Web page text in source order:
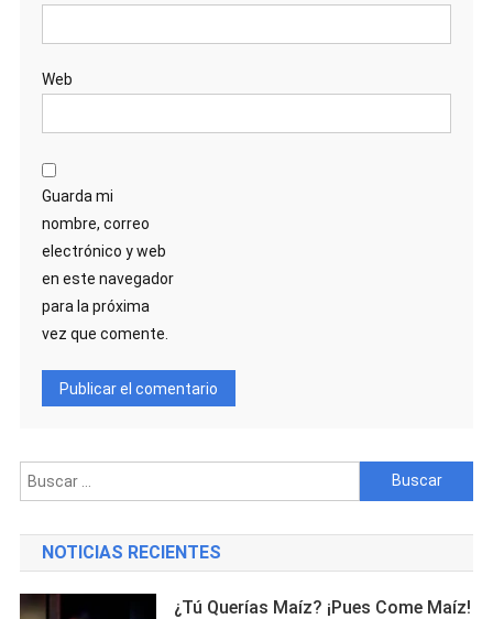
Web
Guarda mi
nombre, correo
electrónico y web
en este navegador
para la próxima
vez que comente.
Buscar:
NOTICIAS RECIENTES
¿Tú Querías Maíz? ¡Pues Come Maíz!